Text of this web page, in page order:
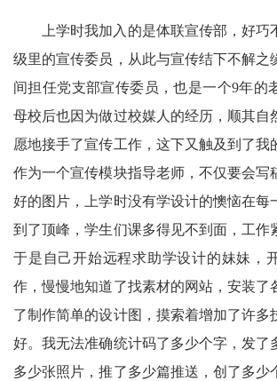
上学时我加入的是体联宣传部，好巧
级里的宣传委员，从此与宣传结下不解之
间担任党支部宣传委员，也是一个9年的
母校后也因为做过校媒人的经历，顺其自
愿地接手了宣传工作，这下又触及到了我
作为一个宣传模块指导老师，不仅要会写
好的图片，上学时没有学设计的懊恼在每
到了顶峰，学生们课多得见不到面，工作
于是自己开始远程求助学设计的妹妹，
作，慢慢地知道了找素材的网站，安装了
了制作简单的设计图，摸索着增加了许多
好。我无法准确统计码了多少个字，发了
多少张照片，推了多少篇推送，创了多少